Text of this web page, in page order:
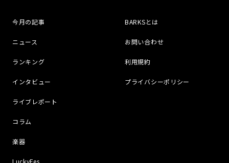
今月の記事
ニュース
ランキング
インタビュー
ライブレポート
コラム
楽器
LuckyFes
BARKSとは
お問い合わせ
利用規約
プライバシーポリシー